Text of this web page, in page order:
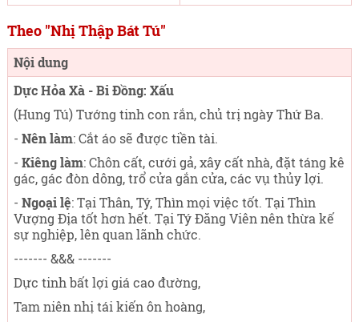
Theo "Nhị Thập Bát Tú"
Nội dung
Dực Hỏa Xà - Bi Đồng: Xấu
(Hung Tú) Tướng tinh con rắn, chủ trị ngày Thứ Ba.
- Nên làm: Cắt áo sẽ được tiền tài.
- Kiêng làm: Chôn cất, cưới gả, xây cất nhà, đặt táng kê
gác, gác đòn dông, trổ cửa gắn cửa, các vụ thủy lợi.
- Ngoại lệ: Tại Thân, Tý, Thìn mọi việc tốt. Tại Thìn
Vượng Địa tốt hơn hết. Tại Tý Đăng Viên nên thừa kế
sự nghiệp, lên quan lãnh chức.
------- &&& -------
Dực tinh bất lợi giá cao đường,
Tam niên nhị tái kiến ôn hoàng,